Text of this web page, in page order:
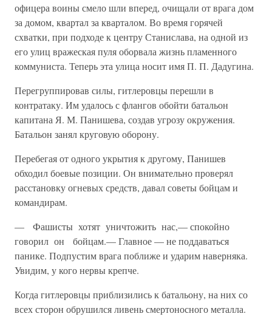
офицера воины смело шли вперед, очищали от врага дом
за домом, квартал за кварталом. Во время горячей
схватки, при подходе к центру Станислава, на одной из
его улиц вражеская пуля оборвала жизнь пламенного
коммуниста. Теперь эта улица носит имя П. П. Дадугина.
Перегруппировав силы, гитлеровцы перешли в
контратаку. Им уда­лось с флангов обойти батальон
капитана Я. М. Панишева, создав угрозу окружения.
Батальон занял круговую оборону.
Перебегая от одного укрытия к другому, Панишев
обходил боевые позиции. Он внимательно проверял
расстановку огневых средств, да­вал советы бойцам и
командирам.
— Фашисты хотят уничтожить нас,— спокойно
говорил он бой­цам.— Главное — не поддаваться
панике. Подпустим врага поближе и ударим наверняка.
Увидим, у кого нервы крепче.
Когда гитлеровцы приблизились к батальону, на них со
всех сторон обрушился ливень смертоносного металла.